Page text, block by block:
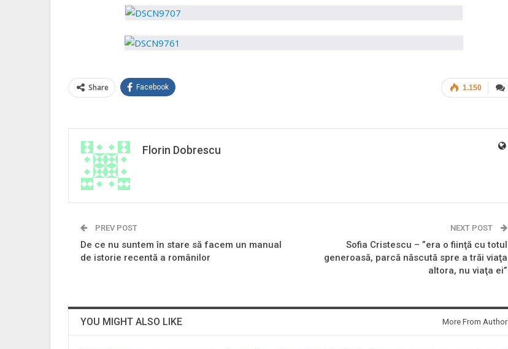
1.150
Share Facebook
Florin Dobrescu
PREV POST
De ce nu suntem în stare să facem un manual
de istorie recentă a românilor
NEXT POST
Sofia Cristescu – ”era o fiinţă cu totul
generoasă, parcă născută spre a trăi viaţa
altora, nu viaţa ei”
YOU MIGHT ALSO LIKE More From Author